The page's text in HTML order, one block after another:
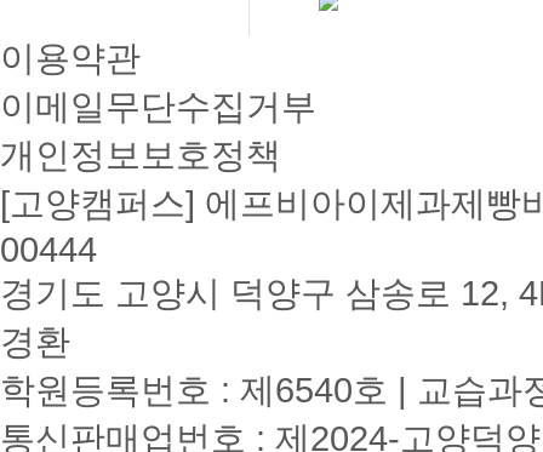
이용약관
이메일무단수집거부
개인정보보호정책
[고양캠퍼스] 에프비아이제과제빵
00444
경기도 고양시 덕양구 삼송로 12,
경환
학원등록번호 : 제6540호 | 교습과
통신판매업번호 : 제2024-고양덕